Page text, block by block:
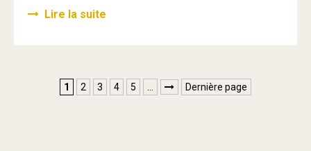
Lire la suite
1 2 3 4 5  Dernière page